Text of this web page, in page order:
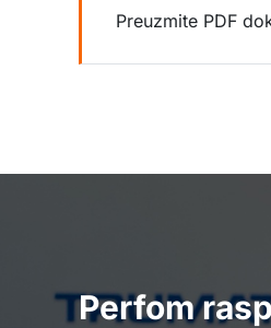
Preuzmite PDF
Perfom